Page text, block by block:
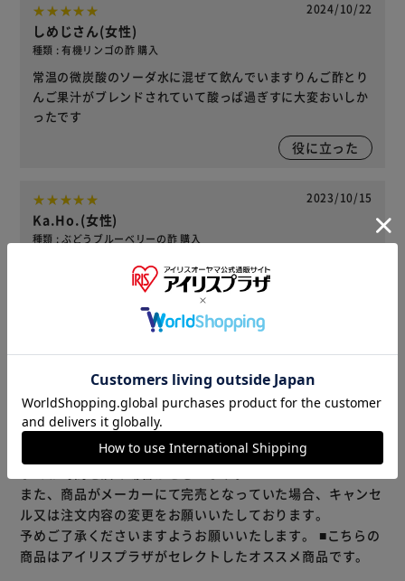
2024/10/22
しめじさん(女性)
種類 : 有機リンゴの酢 購入
常温の微炭酸のソーダ水に混ぜて飲んでいますりんご酢とり
んご果汁がブレンドされていて酸っぱ過ぎすに大変おいしか
ったです
役に立った
2023/10/15
Ka.Ho.(女性)
種類 : ぶどうブルーベリーの酢 購入
酢は健康に良く、強炭酸水レモンで割って飲みやすく美味し
くドリンクしてます。
※当商品はお取り寄せ品の為、在庫の確認及び商品のお届け
また、商品がメーカーにて完売となっていた場合、キャンセ
ル又は注文内容の変更をお願いいたしております。
予めご了承くださいますようお願いいたします。 ■こちらの
商品はアイリスプラザがセレクトしたオススメ商品です。